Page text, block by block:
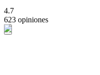
4.7
623 opiniones